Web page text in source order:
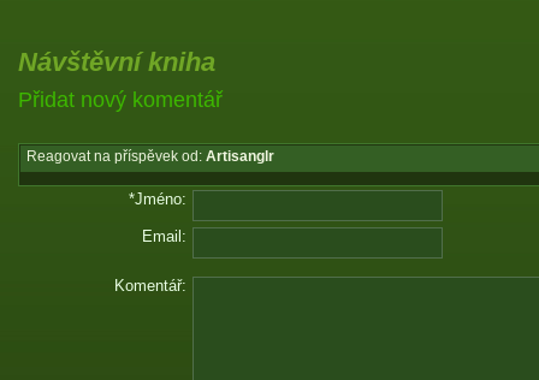
Návštěvní kniha
Přidat nový komentář
Reagovat na příspěvek od: Artisanglr
*Jméno:
Email:
Komentář: